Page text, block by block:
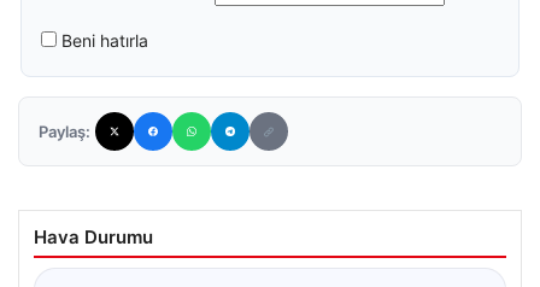
Beni hatırla
Paylaş:
Hava Durumu